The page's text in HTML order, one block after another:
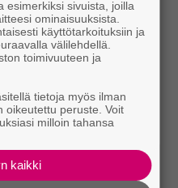
esimerkiksi sivuista, joilla
ominaisuuksista.
käyttötarkoituksiin ja
välilehdellä.
toimivuuteen ja
tietoja myös ilman
oikeutettu peruste. Voit
milloin tahansa
kaikki